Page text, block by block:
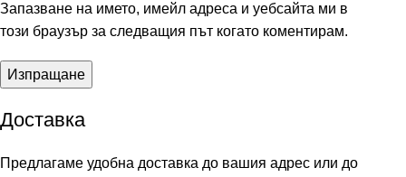
Запазване на името, имейл адреса и уебсайта ми в
този браузър за следващия път когато коментирам.
Доставка
Предлагаме удобна доставка до вашия адрес или до